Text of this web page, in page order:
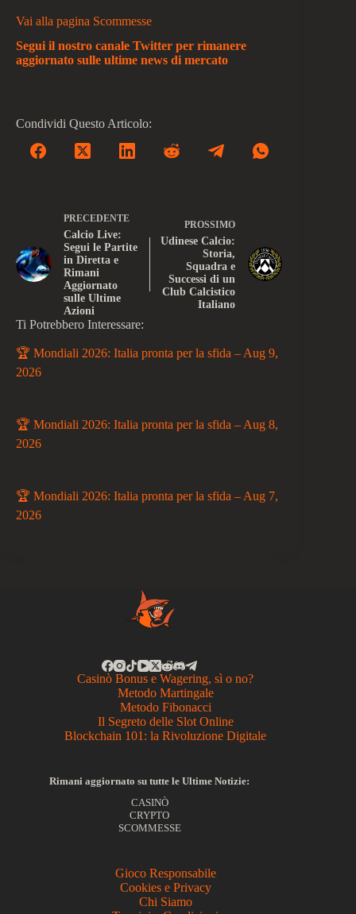
Vai alla pagina Scommesse
Segui il nostro canale Twitter per rimanere
aggiornato sulle ultime news di mercato
Condividi Questo Articolo:
PRECEDENTE
Calcio Live:
Segui le Partite
in Diretta e
Rimani
Aggiornato
sulle Ultime
Azioni
PROSSIMO
Udinese Calcio:
Storia,
Squadra e
Successi di un
Club Calcistico
Italiano
Ti Potrebbero Interessare:
🏆 Mondiali 2026: Italia pronta per la sfida – Aug 9,
2026
🏆 Mondiali 2026: Italia pronta per la sfida – Aug 8,
2026
🏆 Mondiali 2026: Italia pronta per la sfida – Aug 7,
2026
Casinò Bonus e Wagering, sì o no?
Metodo Martingale
Metodo Fibonacci
Il Segreto delle Slot Online
Blockchain 101: la Rivoluzione Digitale
Rimani aggiornato su tutte le Ultime Notizie:
CASINÒ
CRYPTO
SCOMMESSE
Gioco Responsabile
Cookies e Privacy
Chi Siamo